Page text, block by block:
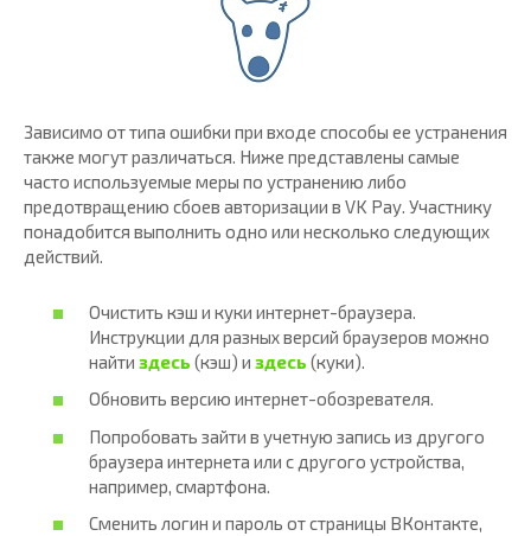
Зависимо от типа ошибки при входе способы ее устранения
также могут различаться. Ниже представлены самые
часто используемые меры по устранению либо
предотвращению сбоев авторизации в VK Pay. Участнику
понадобится выполнить одно или несколько следующих
действий.
Очистить кэш и куки интернет-браузера.
Инструкции для разных версий браузеров можно
найти здесь (кэш) и здесь (куки).
Обновить версию интернет-обозревателя.
Попробовать зайти в учетную запись из другого
браузера интернета или с другого устройства,
например, смартфона.
Сменить логин и пароль от страницы ВКонтакте,